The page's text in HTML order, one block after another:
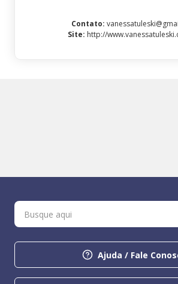
Contato:
Site: http://
Ajuda / Fale